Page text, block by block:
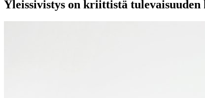
Yleissivistys on kriittistä tulevaisuuden